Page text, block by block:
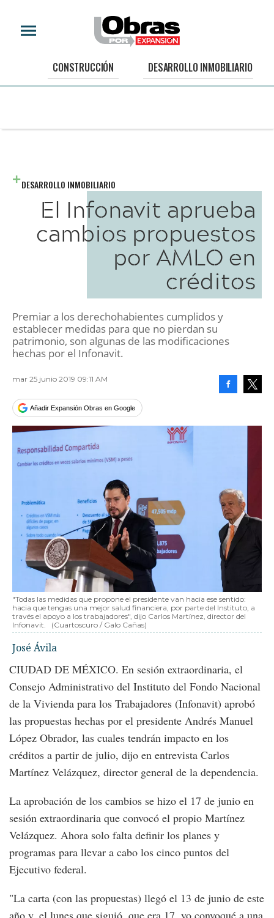
CONSTRUCCIÓN DESARROLLO INMOBILIARIO
DESARROLLO INMOBILIARIO
El Infonavit aprueba
cambios propuestos
por AMLO en
créditos
Premiar a los derechohabientes cumplidos y
establecer medidas para que no pierdan su
patrimonio, son algunas de las modificaciones
hechas por el Infonavit.
mar 25 junio 2019 09:11 AM
Añadir Expansión Obras en Google
"Todas las medidas que propone el presidente van hacia ese sentido:
hacia que tengas una mejor salud financiera, por parte del Instituto, a
través el apoyo a los trabajadores", dijo Carlos Martínez, director del
Infonavit.
(Cuartoscuro / Galo Cañas)
José Ávila
CIUDAD DE MÉXICO. En sesión extraordinaria, el
Consejo Administrativo del Instituto del Fondo Nacional
de la Vivienda para los Trabajadores (Infonavit) aprobó
las propuestas hechas por el presidente Andrés Manuel
López Obrador, las cuales tendrán impacto en los
créditos a partir de julio, dijo en entrevista Carlos
Martínez Velázquez, director general de la dependencia.
La aprobación de los cambios se hizo el 17 de junio en
sesión extraordinaria que convocó el propio Martínez
Velázquez. Ahora solo falta definir los planes y
programas para llevar a cabo los cinco puntos del
Ejecutivo federal.
"La carta (con las propuestas) llegó el 13 de junio de este
año y, el lunes que siguió, que era 17, yo convoqué a una